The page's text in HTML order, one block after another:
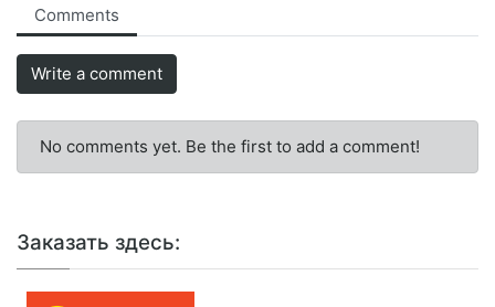
Comments
Write a comment
No comments yet. Be the first to add a comment!
Заказать здесь: